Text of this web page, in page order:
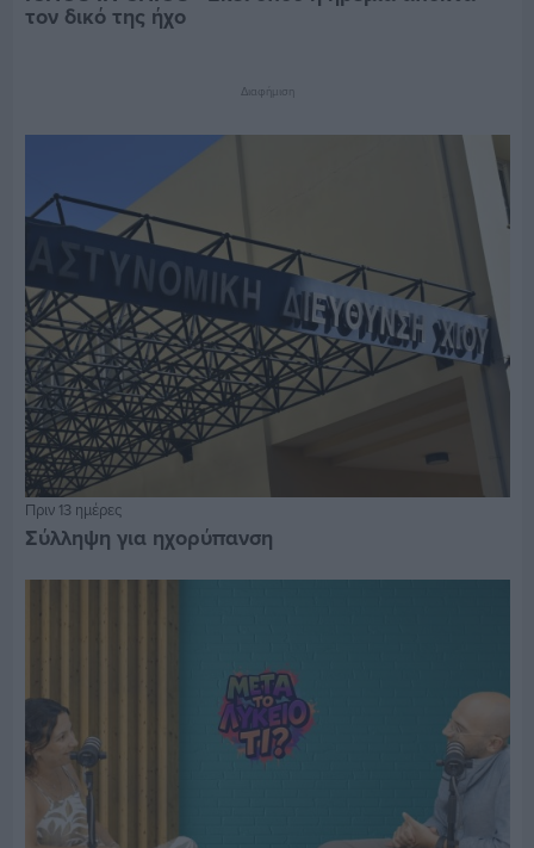
τον δικό της ήχο
Διαφήμιση
Πριν 13 ημέρες
Σύλληψη για ηχορύπανση